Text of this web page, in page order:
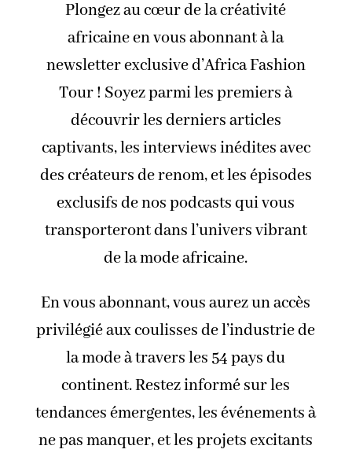
Plongez au cœur de la créativité
africaine en vous abonnant à la
newsletter exclusive d’Africa Fashion
Tour ! Soyez parmi les premiers à
découvrir les derniers articles
captivants, les interviews inédites avec
des créateurs de renom, et les épisodes
exclusifs de nos podcasts qui vous
transporteront dans l’univers vibrant
de la mode africaine.
En vous abonnant, vous aurez un accès
privilégié aux coulisses de l’industrie de
la mode à travers les 54 pays du
continent. Restez informé sur les
tendances émergentes, les événements à
ne pas manquer, et les projets excitants